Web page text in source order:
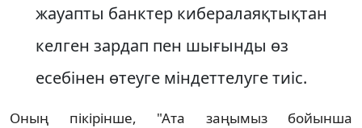
жауапты банктер кибералаяқтықтан
келген зардап пен шығынды өз
есебінен өтеуге міндеттелуге тиіс.
Оның пікірінше, "Ата заңымыз бойынша